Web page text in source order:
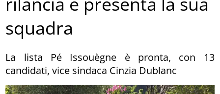
squadra
La lista Pé Issouègne è pronta, con 13
candidati, vice sindaca Cinzia Dublanc